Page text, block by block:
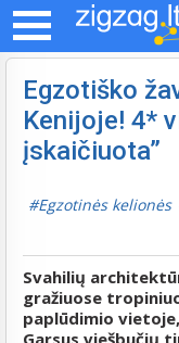
Egzotiško
Kenijoje! 4*
įskaičiuota”
Egzotinės kelionės
Svahilių
gražiuose
paplūdimio
Garsus viešbučių